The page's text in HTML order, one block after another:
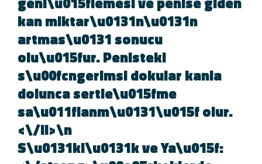
kan miktar\u0131n\u0131n
artmas\u0131 sonucu
olu\u015fur. Penisteki
s\u00fcngerimsi dokular kanla
dolunca sertle\u015fme
sa\u011flanm\u0131\u015f olur.
<\/li>\n
S\u0131kl\u0131k ve Ya\u015f: